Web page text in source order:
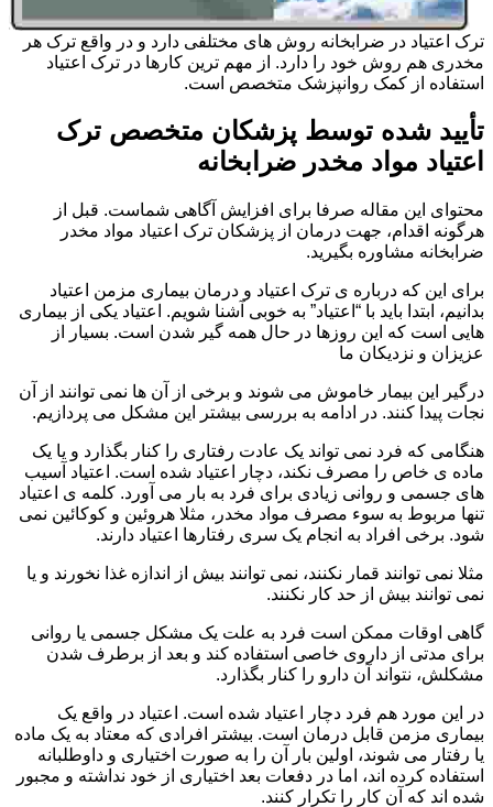
ترک اعتیاد در ضرابخانه روش های مختلفی دارد و در واقع ترک هر
مخدری هم روش خود را دارد. از مهم ترین کارها در ترک اعتیاد
استفاده از کمک روانپزشک متخصص است.
تأیید شده توسط پزشکان متخصص ترک
اعتیاد مواد مخدر ضرابخانه
محتوای این مقاله صرفا برای افزایش آگاهی شماست. قبل از
هرگونه اقدام، جهت درمان از پزشکان ترک اعتیاد مواد مخدر
ضرابخانه مشاوره بگیرید.
برای این که درباره ی ترک اعتیاد و درمان بیماری مزمن اعتیاد
بدانیم، ابتدا باید با “اعتیاد” به خوبی آشنا شویم. اعتیاد یکی از بیماری
هایی است که این روزها در حال همه گیر شدن است. بسیار از
عزیزان و نزدیکان ما
درگیر این بیمار خاموش می شوند و برخی از آن ها نمی توانند از آن
نجات پیدا کنند. در ادامه به بررسی بیشتر این مشکل می پردازیم.
هنگامی که فرد نمی تواند یک عادت رفتاری را کنار بگذارد و یا یک
ماده ی خاص را مصرف نکند، دچار اعتیاد شده است. اعتیاد آسیب
های جسمی و روانی زیادی برای فرد به بار می آورد. کلمه ی اعتیاد
تنها مربوط به سوء مصرف مواد مخدر، مثلا هروئین و کوکائین نمی
شود. برخی افراد به انجام یک سری رفتارها اعتیاد دارند.
مثلا نمی توانند قمار نکنند، نمی توانند بیش از اندازه غذا نخورند و یا
نمی توانند بیش از حد کار نکنند.
گاهی اوقات ممکن است فرد به علت یک مشکل جسمی یا روانی
برای مدتی از داروی خاصی استفاده کند و بعد از برطرف شدن
مشکلش، نتواند آن دارو را کنار بگذارد.
در این مورد هم فرد دچار اعتیاد شده است. اعتیاد در واقع یک
بیماری مزمن قابل درمان است. بیشتر افرادی که معتاد به یک ماده
یا رفتار می شوند، اولین بار آن را به صورت اختیاری و داوطلبانه
استفاده کرده اند، اما در دفعات بعد اختیاری از خود نداشته و مجبور
شده اند که آن کار را تکرار کنند.